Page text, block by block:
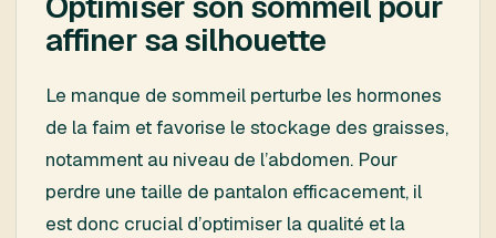
affiner sa silhouette
Le manque de sommeil perturbe les hormones
de la faim et favorise le stockage des graisses,
notamment au niveau de l’abdomen. Pour
perdre une taille de pantalon efficacement, il
est donc crucial d’optimiser la qualité et la